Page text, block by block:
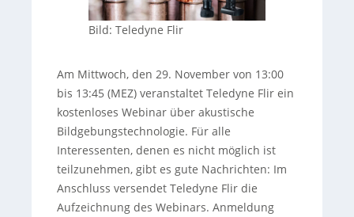
Bild: Teledyne Flir
Am Mittwoch, den 29. November von 13:00
bis 13:45 (MEZ) veranstaltet Teledyne Flir ein
kostenloses Webinar über akustische
Bildgebungstechnologie. Für alle
Interessenten, denen es nicht möglich ist
teilzunehmen, gibt es gute Nachrichten: Im
Anschluss versendet Teledyne Flir die
Aufzeichnung des Webinars. Anmeldung